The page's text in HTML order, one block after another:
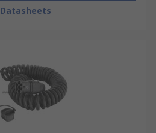
Datasheets